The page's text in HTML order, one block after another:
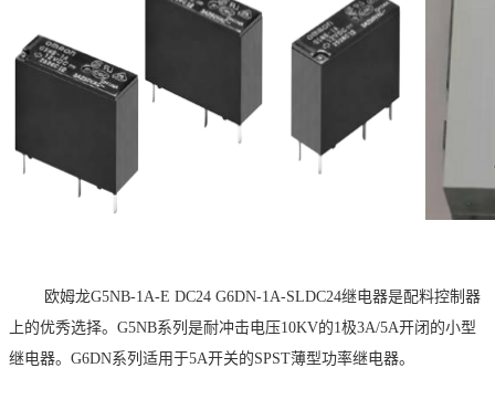
欧姆龙G5NB-1A-E DC24 G6DN-1A-SLDC24继电器是配料控制器
上的优秀选择。G5NB系列是耐冲击电压10KV的1极3A/5A开闭的小型
继电器。G6DN系列适用于5A开关的SPST薄型功率继电器。